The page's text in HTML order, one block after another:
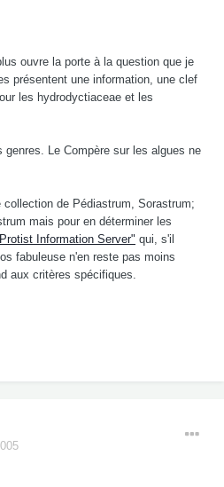
ouvre la porte à la question que je
présentent une information, une clef
les hydrodyctiaceae et les
genres. Le Compère sur les algues ne
de Pédiastrum, Sorastrum;
mais pour en déterminer les
Information Server" qui, s'il
fabuleuse n'en reste pas moins
aux critères spécifiques.